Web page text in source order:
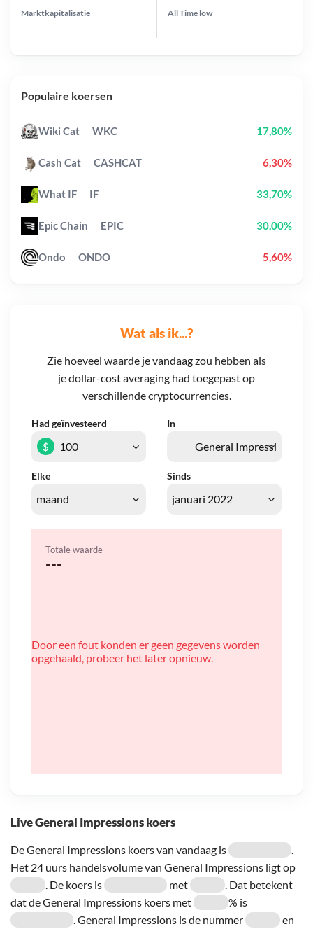
Live General Impressions koers
De General Impressions koers van vandaag is
.
Het 24 uurs handelsvolume van General Impressions ligt op
. De koers is
met
. Dat betekent
dat de General Impressions koers met
% is
. General Impressions is de nummer
en
Wat als ik...?
Zie hoeveel waarde je vandaag zou hebben als
je dollar-cost averaging had toegepast op
verschillende cryptocurrencies.
Had geïnvesteerd In
Elke Sinds
$
Totale waarde
---
Door een fout konden er geen gegevens worden
opgehaald, probeer het later opnieuw.
Marktkapitalisatie All Time low
Populaire koersen
Wiki Cat WKC 17,80%
Cash Cat CASHCAT 6,30%
What IF IF 33,70%
Epic Chain EPIC 30,00%
Ondo ONDO 5,60%